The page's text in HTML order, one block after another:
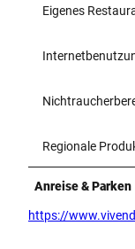
Eigenes
Regionale
Anreise & Parken
https://